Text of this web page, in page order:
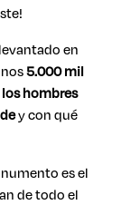
en
5.000 mil
hombres
y con qué
es el
de todo el